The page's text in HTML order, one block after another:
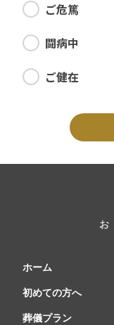
ご危篤
闘病中
ご健在
ホーム
初めての方へ
葬儀プラン